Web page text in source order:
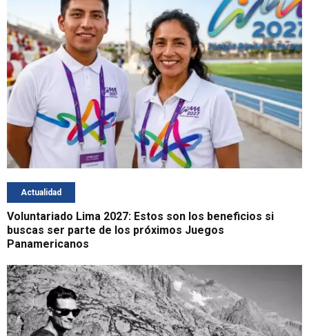
Actualidad
Voluntariado Lima 2027: Estos son los beneficios si
buscas ser parte de los próximos Juegos
Panamericanos